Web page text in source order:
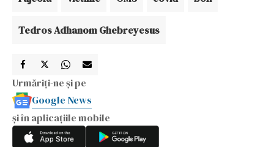
Tedros Adhanom Ghebreyesus
Urmăriți-ne și pe
Google News
și în aplicațiile mobile